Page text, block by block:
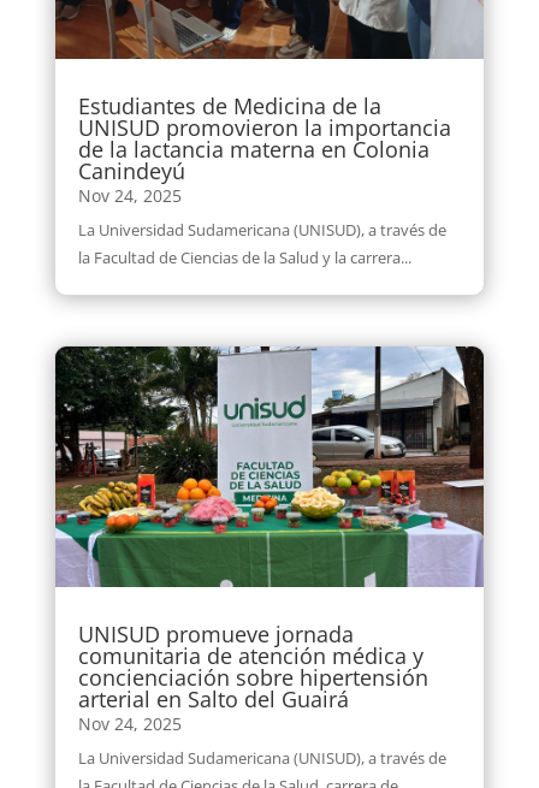
Estudiantes de Medicina de la
UNISUD promovieron la importancia
de la lactancia materna en Colonia
Canindeyú
Nov 24, 2025
La Universidad Sudamericana (UNISUD), a través de
la Facultad de Ciencias de la Salud y la carrera...
UNISUD promueve jornada
comunitaria de atención médica y
concienciación sobre hipertensión
arterial en Salto del Guairá
Nov 24, 2025
La Universidad Sudamericana (UNISUD), a través de